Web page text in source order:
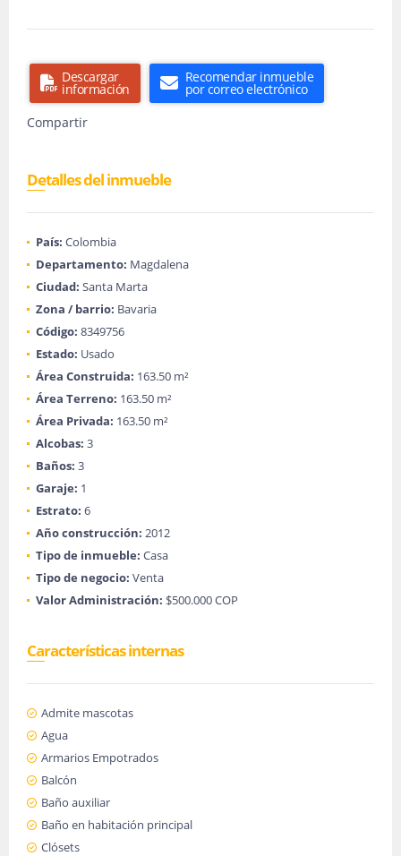
Descargar
información
Recomendar inmueble
por correo electrónico
Compartir
Detalles del inmueble
País: Colombia
Departamento: Magdalena
Ciudad: Santa Marta
Zona / barrio: Bavaria
Código: 8349756
Estado: Usado
Área Construida: 163.50 m²
Área Terreno: 163.50 m²
Área Privada: 163.50 m²
Alcobas: 3
Baños: 3
Garaje: 1
Estrato: 6
Año construcción: 2012
Tipo de inmueble: Casa
Tipo de negocio: Venta
Valor Administración: $500.000 COP
Características internas
Admite mascotas
Agua
Armarios Empotrados
Balcón
Baño auxiliar
Baño en habitación principal
Clósets